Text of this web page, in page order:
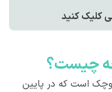
کليک کنيد
چیست؟
است که در پایین